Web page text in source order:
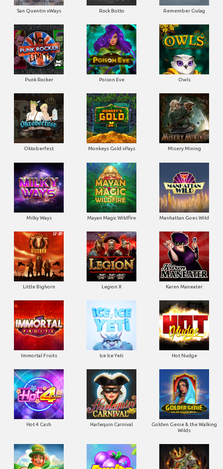
San Quentin xWays Rock Botto Remember Gulag
Punk Rocker Poison Eve Owls
Oktoberfest Monkeys Gold xPays Misery Mining
Milky Ways Mayan Magic Wildfire Manhattan Goes Wild
Little Bighorn Legion X Karen Maneater
Immortal Fruits Ice Ice Yeti Hot Nudge
Hot 4 Cash Harlequin Carnival
Golden Genie & the Walking
Wilds